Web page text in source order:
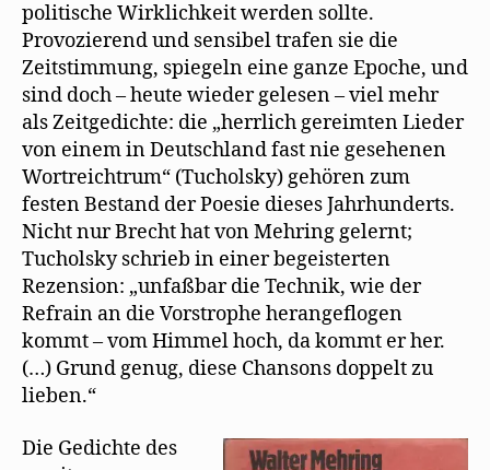
politische Wirklichkeit werden sollte.
Provozierend und sensibel trafen sie die
Zeitstimmung, spiegeln eine ganze Epoche, und
sind doch – heute wieder gelesen – viel mehr
als Zeitgedichte: die „herrlich gereimten Lieder
von einem in Deutschland fast nie gesehenen
Wortreichtrum“ (Tucholsky) gehören zum
festen Bestand der Poesie dieses Jahrhunderts.
Nicht nur Brecht hat von Mehring gelernt;
Tucholsky schrieb in einer begeisterten
Rezension: „unfaßbar die Technik, wie der
Refrain an die Vorstrophe herangeflogen
kommt – vom Himmel hoch, da kommt er her.
(…) Grund genug, diese Chansons doppelt zu
lieben.“
Die Gedichte des